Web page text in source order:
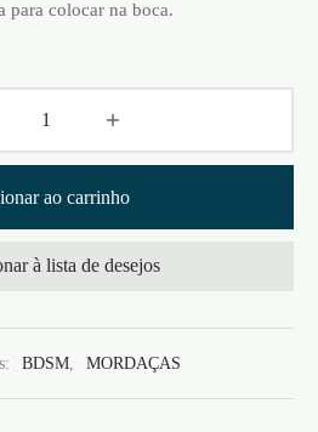
para colocar na boca.
ao carrinho
à lista de desejos
BDSM MORDAÇAS